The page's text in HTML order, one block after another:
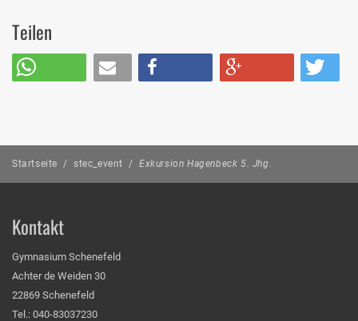
Teilen
Startseite / stec_event / Exkursion Hagenbeck 5. Jhg.
Kontakt
Gymnasium Schenefeld
Achter de Weiden 30
22869 Schenefeld
Tel.: 040-83037230